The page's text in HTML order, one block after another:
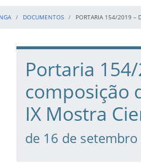
DOCUMENTOS PORTARIA 154/2019 –
Início do conteúdo
Portaria 154/
composição
IX Mostra
de 16 de